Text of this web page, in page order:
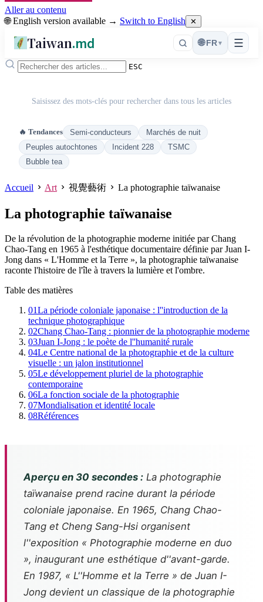
Aller au contenu
🌐 English version available → Switch to English ✕
Taiwan.md ☰
🌐 FR ▾
ESC
Saisissez des mots-clés pour rechercher dans tous les articles
🔥 Tendances Semi-conducteurs
Marchés de nuit
Peuples autochtones
Incident 228
TSMC
Bubble tea
Accueil Art 視覺藝術 La photographie taïwanaise
La photographie taïwanaise
De la révolution de la photographie moderne initiée par Chang
Chao-Tang en 1965 à l'esthétique documentaire définie par Juan I-
Jong dans « L'Homme et la Terre », la photographie taïwanaise
raconte l'histoire de l'île à travers la lumière et l'ombre.
Table des matières
01La période coloniale japonaise : l''introduction de la
technique photographique
02Chang Chao-Tang : pionnier de la photographie moderne
03Juan I-Jong : le poète de l''humanité rurale
04Le Centre national de la photographie et de la culture
visuelle : un jalon institutionnel
05Le développement pluriel de la photographie
contemporaine
06La fonction sociale de la photographie
07Mondialisation et identité locale
08Références
Aperçu en 30 secondes : La photographie
taïwanaise prend racine durant la période
coloniale japonaise. En 1965, Chang Chao-
Tang et Cheng Sang-Hsi organisent
l''exposition « Photographie moderne en duo
», inaugurant une esthétique d''avant-garde.
En 1987, « L''Homme et la Terre » de Juan I-
Jong devient un classique de la photographie